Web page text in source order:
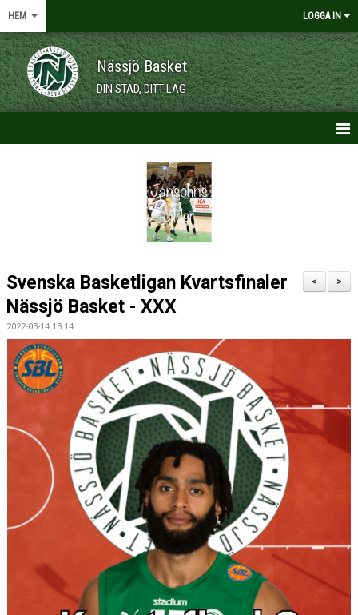
HEM LOGGA IN
Nässjö Basket
DIN STAD, DITT LAG
VÅRA LAG/TRÄNARE
UNGDOMSSEKTIONEN
ALF HÅKANSSONS MINNESFOND
>
<
Svenska Basketligan Kvartsfinaler
Nässjö Basket - XXX
2022-03-14 13:14